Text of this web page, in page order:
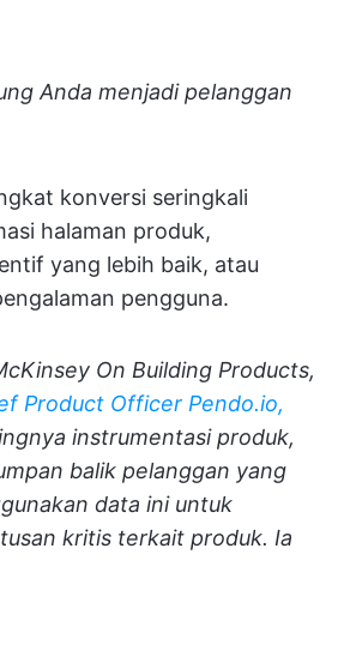
Anda menjadi pelanggan
konversi seringkali
halaman produk,
yang lebih baik, atau
pengguna.
On Building Products,
Product Officer Pendo.io,
instrumentasi produk,
balik pelanggan yang
data ini untuk
kritis terkait produk. Ia